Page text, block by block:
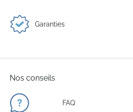
Garanties
Nos conseils
FAQ